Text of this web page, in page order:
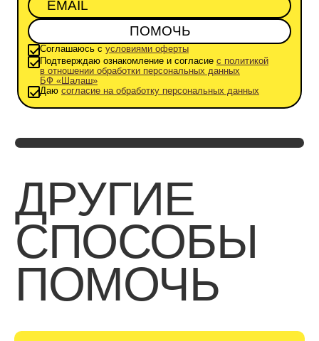
ПОМОЧЬ
Соглашаюсь с условиями оферты
Подтверждаю ознакомление и согласие с политикой
в отношении обработки персональных данных
БФ «Шалаш»
Даю согласие на обработку персональных данных
ЦЕНИМ
ВАШУ
ПОДДЕРЖКУ
Мы верим, что жизнь детей,
поведения, можно сделать